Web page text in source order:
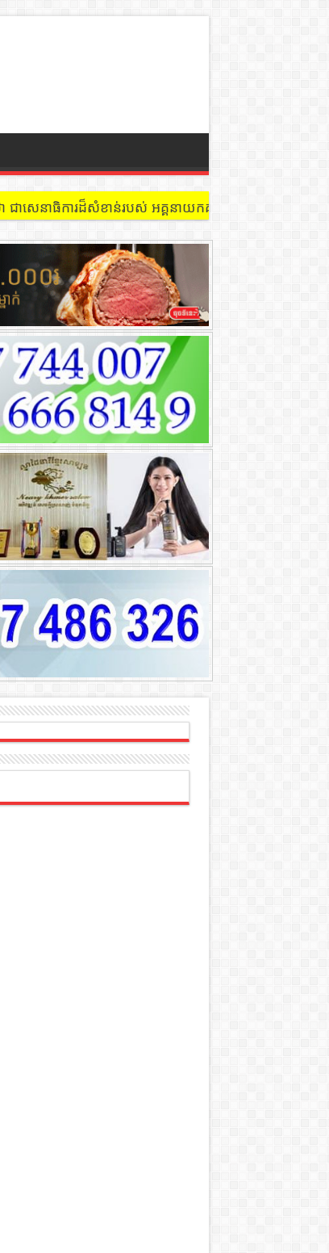
សេនាធិការដ៏សំខាន់របស់ អគ្គនាយកគយនិងរដ្ឋាករកម្ពុជា ក្នុង